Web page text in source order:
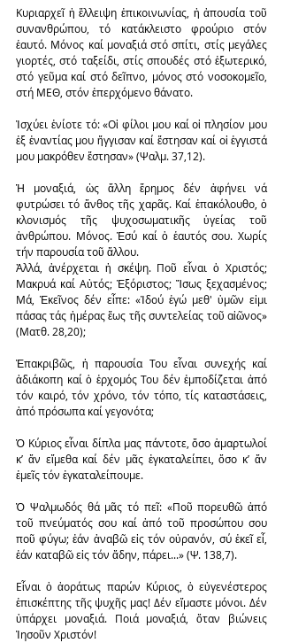
Κυριαρχεῖ ἡ ἔλλειψη ἐπικοινωνίας, ἡ ἀπουσία τοῦ
συνανθρώπου, τό κατάκλειστο φρούριο στόν
ἑαυτό. Μόνος καί μοναξιά στό σπίτι, στίς μεγάλες
γιορτές, στό ταξείδι, στίς σπουδές στό ἐξωτερικό,
στό γεῦμα καί στό δεῖπνο, μόνος στό νοσοκομεῖο,
στή ΜΕΘ, στόν ἐπερχόμενο θάνατο.
Ἰσχύει ἐνίοτε τό: «Οἱ φίλοι μου καί οἱ πλησίον μου
ἐξ ἐναντίας μου ἤγγισαν καί ἔστησαν καί οἱ ἐγγιστά
μου μακρόθεν ἔστησαν» (Ψαλμ. 37,12).
Ἡ μοναξιά, ὡς ἄλλη ἔρημος δέν ἀφήνει νά
φυτρώσει τό ἄνθος τῆς χαρᾶς. Καί ἐπακόλουθο, ὁ
κλονισμός τῆς ψυχοσωματικῆς ὑγείας τοῦ
ἀνθρώπου. Μόνος. Ἐσύ καί ὁ ἑαυτός σου. Χωρίς
τήν παρουσία τοῦ ἄλλου.
Ἀλλά, ἀνέρχεται ἡ σκέψη. Ποῦ εἶναι ὁ Χριστός;
Μακρυά καί Αὐτός; Ἐξόριστος; Ἴσως ξεχασμένος;
Μά, Ἐκεῖνος δέν εἶπε: «Ἰδού ἐγώ μεθ' ὑμῶν εἰμι
πάσας τάς ἡμέρας ἕως τῆς συντελείας τοῦ αἰῶνος»
(Ματθ. 28,20);
Ἐπακριβῶς, ἡ παρουσία Του εἶναι συνεχής καί
ἀδιάκοπη καί ὁ ἐρχομός Του δέν ἐμποδίζεται ἀπό
τόν καιρό, τόν χρόνο, τόν τόπο, τίς καταστάσεις,
ἀπό πρόσωπα καί γεγονότα;
Ὁ Κύριος εἶναι δίπλα μας πάντοτε, ὅσο ἁμαρτωλοί
κ’ ἄν εἴμεθα καί δέν μᾶς ἐγκαταλείπει, ὅσο κ’ ἄν
ἐμεῖς τόν ἐγκαταλείπουμε.
Ὁ Ψαλμωδός θά μᾶς τό πεῖ: «Ποῦ πορευθῶ ἀπό
τοῦ πνεύματός σου καί ἀπό τοῦ προσώπου σου
ποῦ φύγω; ἐάν ἀναβῶ εἰς τόν οὐρανόν, σύ ἐκεῖ εἶ,
ἐάν καταβῶ εἰς τόν ἅδην, πάρει...» (Ψ. 138,7).
Εἶναι ὁ ἀοράτως παρών Κύριος, ὁ εὐγενέστερος
ἐπισκέπτης τῆς ψυχῆς μας! Δέν εἴμαστε μόνοι. Δέν
ὑπάρχει μοναξιά. Ποιά μοναξιά, ὅταν βιώνεις
Ἰησοῦν Χριστόν!